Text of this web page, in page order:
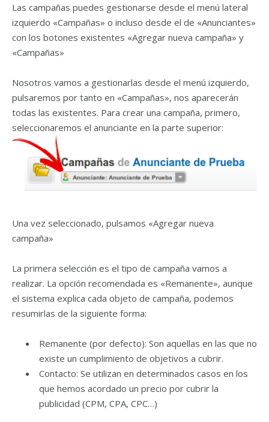
Las campañas puedes gestionarse desde el menú lateral
izquierdo «Campañas» o incluso desde el de «Anunciantes»
con los botones existentes «Agregar nueva campaña» y
«Campañas»
Nosotros vamos a gestionarlas desde el menú izquierdo,
pulsaremos por tanto en «Campañas», nos aparecerán
todas las existentes. Para crear una campaña, primero,
seleccionaremos el anunciante en la parte superior:
Una vez seleccionado, pulsamos «Agregar nueva
campaña»
La primera selección es el tipo de campaña vamos a
realizar. La opción recomendada es «Remanente», aunque
el sistema explica cada objeto de campaña, podemos
resumirlas de la siguiente forma:
Remanente (por defecto): Son aquellas en las que no
existe un cumplimiento de objetivos a cubrir.
Contacto: Se utilizan en determinados casos en los
que hemos acordado un precio por cubrir la
publicidad (CPM, CPA, CPC…)